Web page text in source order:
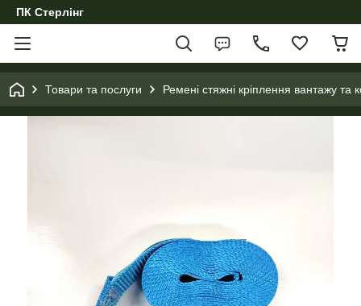
ПК Стерлінг
Товари та послуги Ремені стяжні кріплення вантажу та